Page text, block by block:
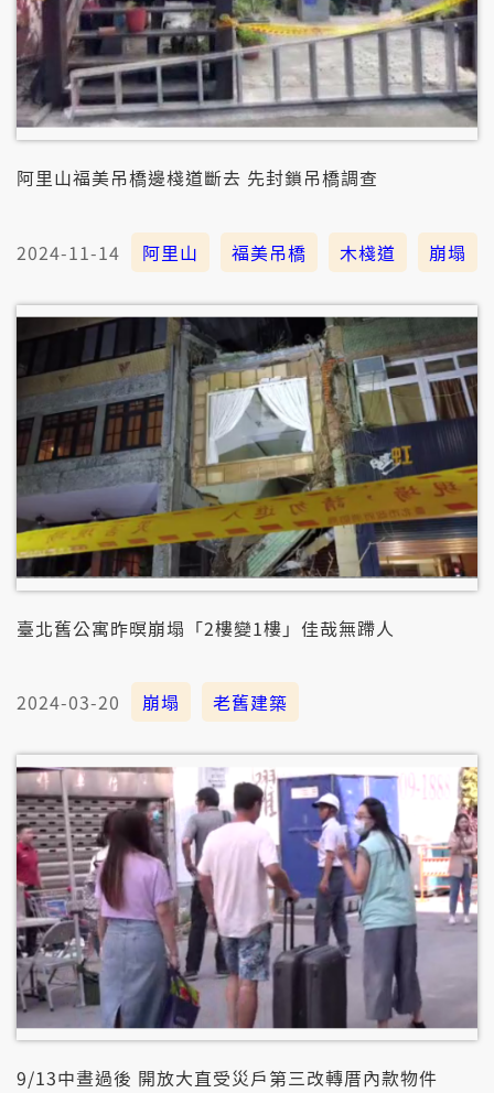
阿里山福美吊橋邊棧道斷去 先封鎖吊橋調查
2024-11-14 阿里山 福美吊橋 木棧道 崩塌
臺北舊公寓昨暝崩塌「2樓變1樓」佳哉無蹛人
2024-03-20 崩塌 老舊建築
9/13中晝過後 開放大直受災戶第三改轉厝內款物件